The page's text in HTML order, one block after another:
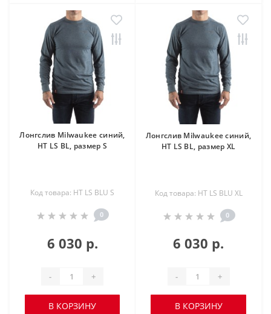
Лонгслив Milwaukee синий,
HT LS BL, размер S
Код товара: HT LS BLU S
0
6 030 р.
- +
В КОРЗИНУ
Лонгслив Milwaukee синий,
HT LS BL, размер XL
Код товара: HT LS BLU XL
0
6 030 р.
- +
В КОРЗИНУ